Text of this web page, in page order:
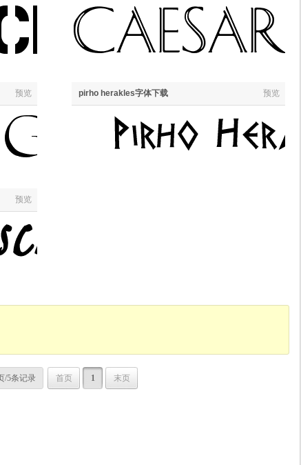
预览 pirho herakles字体下载 预览
预览
/5条记录 首页 1 末页